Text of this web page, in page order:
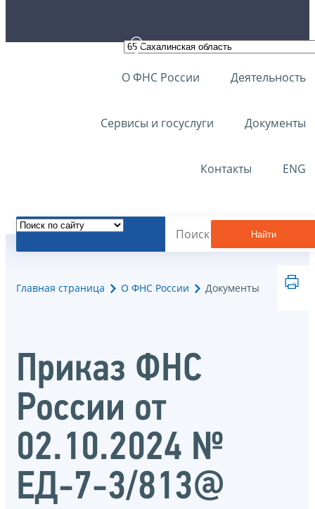
О ФНС России Деятельность
Сервисы и госуслуги Документы
Контакты ENG
Найти
Главная страница О ФНС России Документы
Приказ ФНС
России от
02.10.2024 №
ЕД-7-3/813@